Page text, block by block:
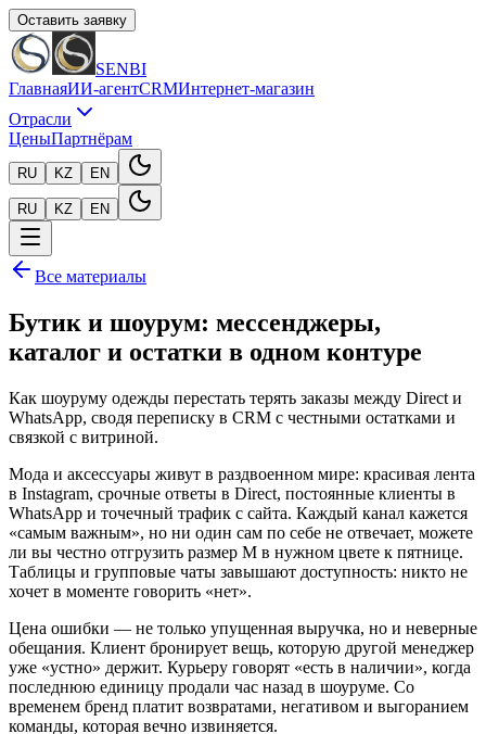
Оставить заявку
SENBI
ГлавнаяИИ-агентCRMИнтернет-магазин
Отрасли
ЦеныПартнёрам
RU KZ EN
RU KZ EN
Все материалы
Бутик и шоурум: мессенджеры,
каталог и остатки в одном контуре
Как шоуруму одежды перестать терять заказы между Direct и
WhatsApp, сводя переписку в CRM с честными остатками и
связкой с витриной.
Мода и аксессуары живут в раздвоенном мире: красивая лента
в Instagram, срочные ответы в Direct, постоянные клиенты в
WhatsApp и точечный трафик с сайта. Каждый канал кажется
«самым важным», но ни один сам по себе не отвечает, можете
ли вы честно отгрузить размер M в нужном цвете к пятнице.
Таблицы и групповые чаты завышают доступность: никто не
хочет в моменте говорить «нет».
Цена ошибки — не только упущенная выручка, но и неверные
обещания. Клиент бронирует вещь, которую другой менеджер
уже «устно» держит. Курьеру говорят «есть в наличии», когда
последнюю единицу продали час назад в шоуруме. Со
временем бренд платит возвратами, негативом и выгоранием
команды, которая вечно извиняется.